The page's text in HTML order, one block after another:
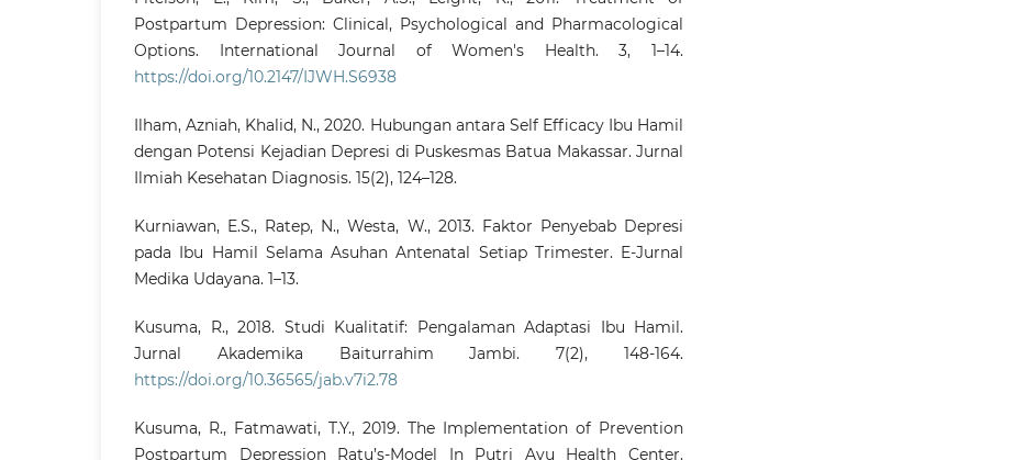
Postpartum Depression: Clinical, Psychological and Pharmacological
Options. International Journal of Women's Health. 3, 1–14.
https://doi.org/10.2147/IJWH.S6938
Ilham, Azniah, Khalid, N., 2020. Hubungan antara Self Efficacy Ibu Hamil
dengan Potensi Kejadian Depresi di Puskesmas Batua Makassar. Jurnal
Ilmiah Kesehatan Diagnosis. 15(2), 124–128.
Kurniawan, E.S., Ratep, N., Westa, W., 2013. Faktor Penyebab Depresi
pada Ibu Hamil Selama Asuhan Antenatal Setiap Trimester. E-Jurnal
Medika Udayana. 1–13.
Kusuma, R., 2018. Studi Kualitatif: Pengalaman Adaptasi Ibu Hamil.
Jurnal Akademika Baiturrahim Jambi. 7(2), 148-164.
https://doi.org/10.36565/jab.v7i2.78
Kusuma, R., Fatmawati, T.Y., 2019. The Implementation of Prevention
Postpartum Depression Ratu’s-Model In Putri Ayu Health Center.